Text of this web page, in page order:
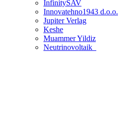
InfinitySAV
Innovatehno1943 d.o.o.
Jupiter Verlag
Keshe
Muammer Yildiz
Neutrinovoltaik